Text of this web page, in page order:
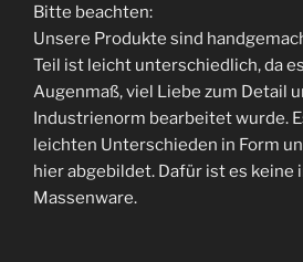
Bitte beachten:
Unsere Produkte sind
Teil ist leicht unterschiedlich, da
Augenmaß, viel Liebe zum Detail
Industrienorm bearbeitet wurde.
leichten Unterschieden in Form
hier abgebildet. Dafür ist es keine
Massenware.